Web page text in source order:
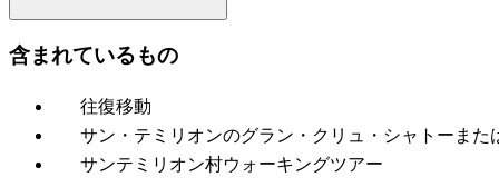
含まれているもの
往復移動
サン・テミリオンのグラン・クリュ・シャトーま
サンテミリオン村ウォーキングツアー